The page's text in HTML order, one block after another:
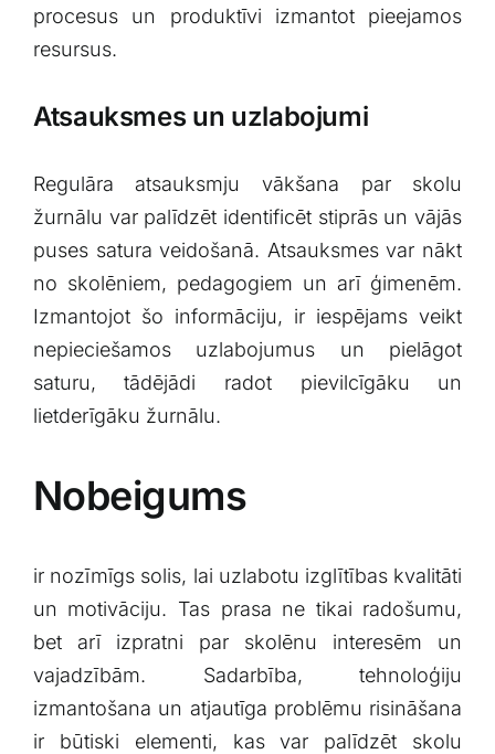
procesus un produktīvi izmantot pieejamos
resursus.
Atsauksmes un uzlabojumi
Regulāra atsauksmju vākšana par skolu
žurnālu var palīdzēt identificēt‍ stiprās un vājās
puses satura veidošanā. Atsauksmes var nākt‌
no skolēniem,⁣ pedagogiem un arī ģimenēm.
Izmantojot šo⁤ informāciju, ir iespējams veikt
nepieciešamos uzlabojumus un pielāgot
saturu, tādējādi radot pievilcīgāku un
lietderīgāku žurnālu.
Nobeigums
ir nozīmīgs⁣ solis, lai uzlabotu izglītības kvalitāti
un motivāciju. Tas ​prasa ne tikai radošumu,
bet arī izpratni par skolēnu interesēm un
⁢vajadzībām. Sadarbība, tehnoloģiju
izmantošana un atjautīga problēmu risināšana
ir būtiski ⁣elementi, kas var palīdzēt skolu